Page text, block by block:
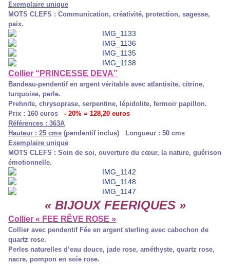
Exemplaire unique
MOTS CLEFS : Communication, créativité, protection, sagesse,
paix.
Collier “PRINCESSE DEVA”
Bandeau-pendentif en argent véritable avec atlantisite, citrine,
turquoise, perle.
Prehnite, chrysoprase, serpentine, lépidolite, fermoir papillon.
Prix : 160 euros
- 20% = 128,20 euros
Références : 363A
Hauteur : 25 cms (pendentif inclus) Longueur : 50 cms
Exemplaire unique
MOTS CLEFS : Soin de soi, ouverture du cœur, la nature, guérison
émotionnelle.
« BIJOUX FEERIQUES »
Collier « FEE RÊVE ROSE »
Collier avec pendentif Fée en argent sterling avec cabochon de
quartz rose.
Perles naturelles d’eau douce, jade rose, améthyste, quartz rose,
nacre, pompon en soie rose.